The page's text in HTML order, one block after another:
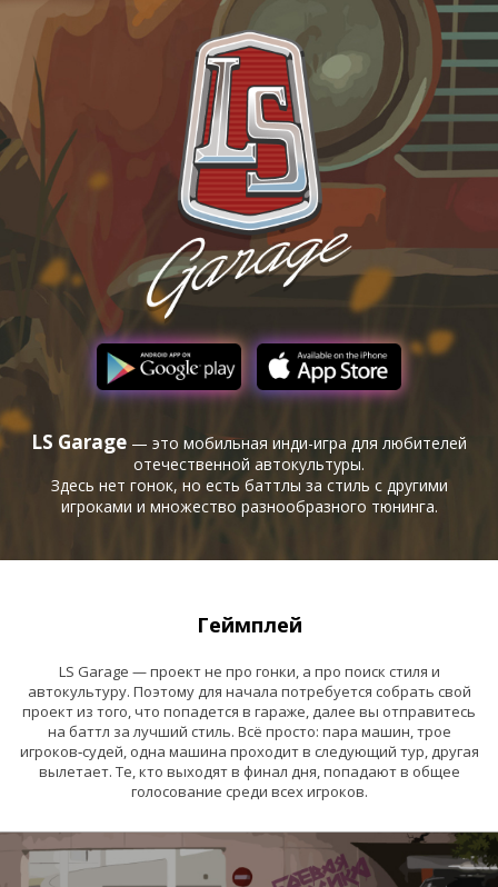
LS Garage — это мобильная инди-игра для любителей
отечественной автокультуры.
Здесь нет гонок, но есть баттлы за стиль с другими
игроками и множество разнообразного тюнинга.
Геймплей
LS Garage — проект не про гонки, а про поиск стиля и
автокультуру. Поэтому для начала потребуется собрать свой
проект из того, что попадется в гараже, далее вы отправитесь
на баттл за лучший стиль. Всё просто: пара машин, трое
игроков‑судей, одна машина проходит в следующий тур, другая
вылетает. Те, кто выходят в финал дня, попадают в общее
голосование среди всех игроков.